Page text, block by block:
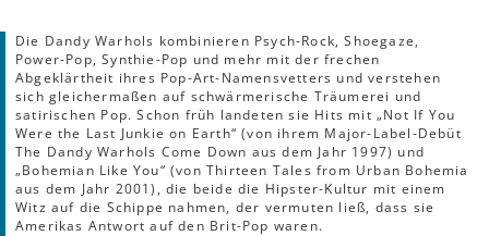
Die Dandy Warhols kombinieren Psych-Rock, Shoegaze,
Power-Pop, Synthie-Pop und mehr mit der frechen
Abgeklärtheit ihres Pop-Art-Namensvetters und verstehen
sich gleichermaßen auf schwärmerische Träumerei und
satirischen Pop. Schon früh landeten sie Hits mit „Not If You
Were the Last Junkie on Earth“ (von ihrem Major-Label-Debüt
The Dandy Warhols Come Down aus dem Jahr 1997) und
„Bohemian Like You“ (von Thirteen Tales from Urban Bohemia
aus dem Jahr 2001), die beide die Hipster-Kultur mit einem
Witz auf die Schippe nahmen, der vermuten ließ, dass sie
Amerikas Antwort auf den Brit-Pop waren.